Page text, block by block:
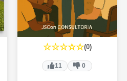
☆☆☆☆☆(0)
11 0